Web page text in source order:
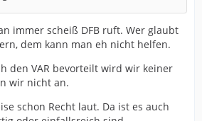
immer scheiß DFB ruft. Wer glaubt
dem kann man eh nicht helfen.
den VAR bevorteilt wird wir keiner
wir nicht an.
schon Recht laut. Da ist es auch